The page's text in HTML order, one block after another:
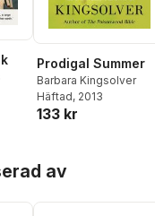
antal röster:
Prodigal Summer
Barbara Kingsolver
Häftad, 2013
133 kr
av